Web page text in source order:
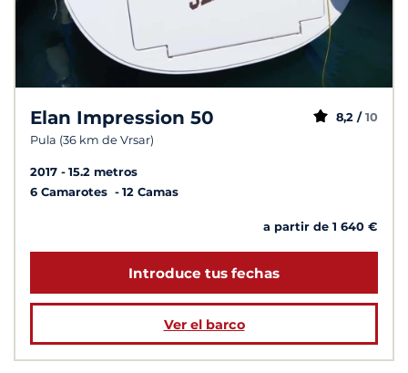
Elan Impression 50
Pula (36 km de Vrsar)
8,2 / 10
2017
15.2 metros
6 Camarotes
12 Camas
a partir de 1 640 €
Introduce tus fechas
Ver el barco